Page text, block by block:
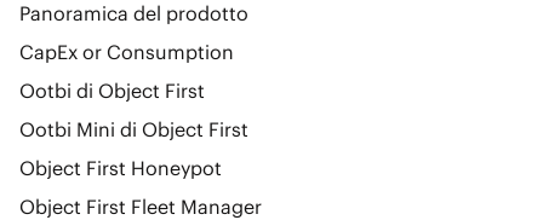
Panoramica del prodotto
CapEx or Consumption
Ootbi di Object First
Ootbi Mini di Object First
Object First Honeypot
Object First Fleet Manager